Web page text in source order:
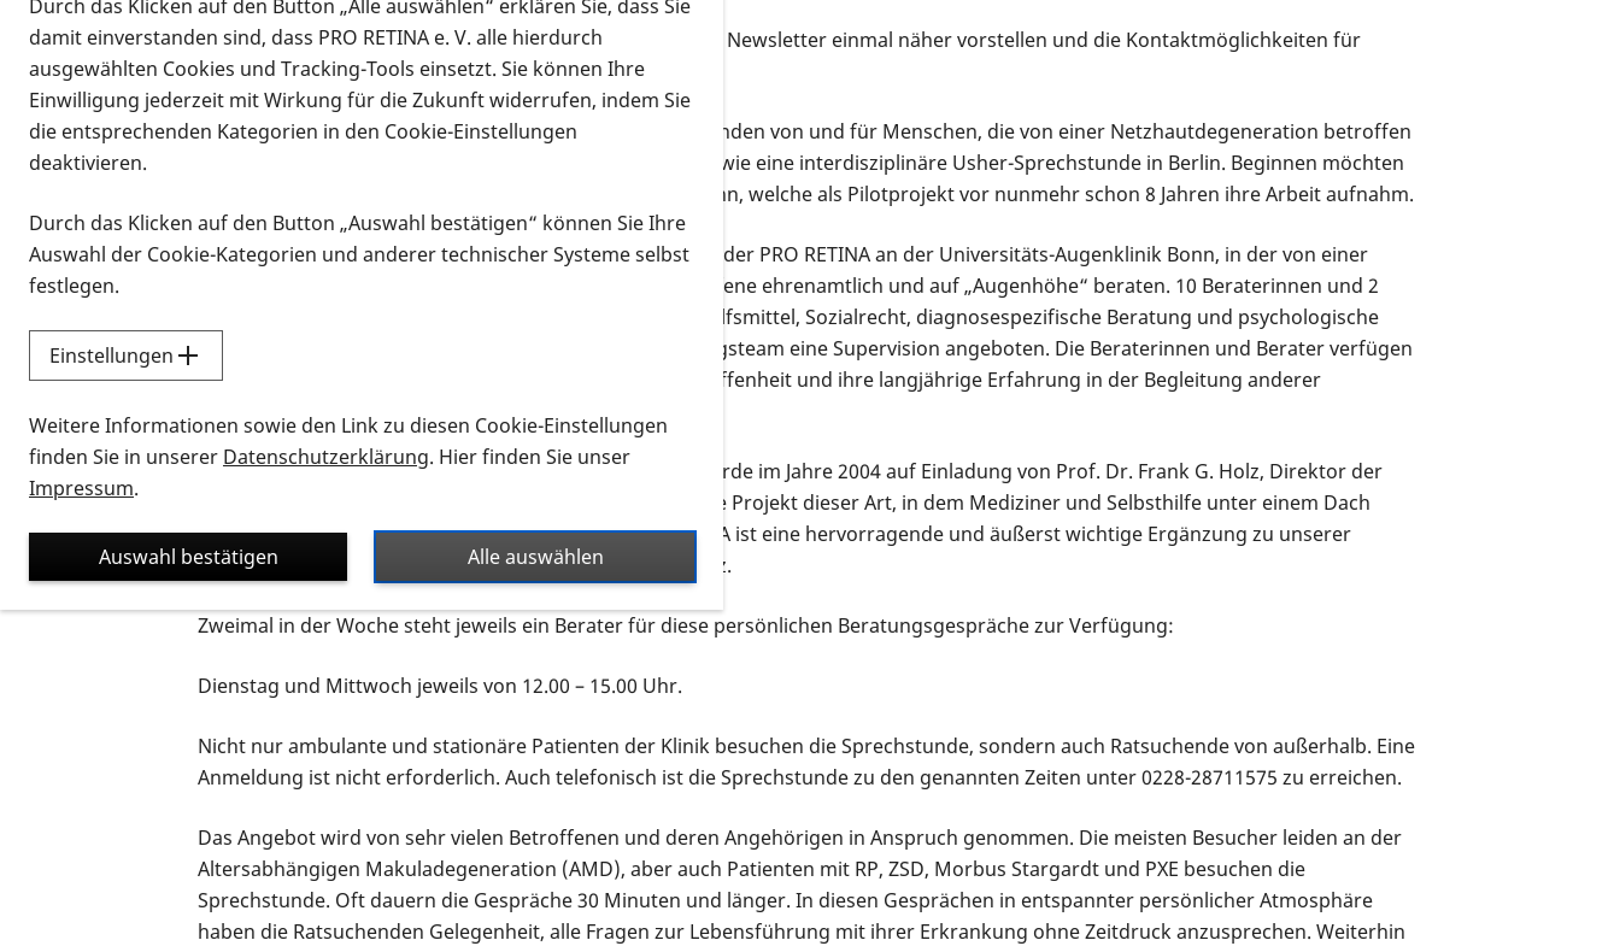
Vorlesen
Die Patientensprechstunden der PRO RETINA möchte der Newsletter einmal näher vorstellen und die Kontaktmöglichkeiten für
Interessierte nennen.
Die PRO RETINA organisiert mehrere Patientensprechstunden von und für Menschen, die von einer Netzhautdegeneration betroffen
sind, und zwar in Bonn, Ahaus, Münster und Tübingen sowie eine interdisziplinäre Usher-Sprechstunde in Berlin. Beginnen möchten
wir mit der Vorstellung der Patientensprechstunde in Bonn, welche als Pilotprojekt vor nunmehr schon 8 Jahren ihre Arbeit aufnahm.
Die Patientensprechstunde Bonn ist eine Beratungsstelle der PRO RETINA an der Universitäts-Augenklinik Bonn, in der von einer
Netzhautdegeneration betroffene Berater andere Betroffene ehrenamtlich und auf „Augenhöhe“ beraten. 10 Beraterinnen und 2
Berater werden regelmäßig geschult auf den Gebieten Hilfsmittel, Sozialrecht, diagnosespezifische Beratung und psychologische
Gesprächsführung. Mehrmals jährlich wird dem Beratungsteam eine Supervision angeboten. Die Beraterinnen und Berater verfügen
über eine besondere Kompetenz durch ihre eigene Betroffenheit und ihre langjährige Erfahrung in der Begleitung anderer
Diese Anlaufstelle für Makula- und Netzhautpatienten wurde im Jahre 2004 auf Einladung von Prof. Dr. Frank G. Holz, Direktor der
Universitäts-Augenklinik Bonn, initiiert. Dies war das erste Projekt dieser Art, in dem Mediziner und Selbsthilfe unter einem Dach
Patienten versorgen. „Die Beratung durch die PRO RETINA ist eine hervorragende und äußerst wichtige Ergänzung zu unserer
medizinischen Versorgung der Patienten“, sagt Prof. Holz.
Zweimal in der Woche steht jeweils ein Berater für diese persönlichen Beratungsgespräche zur Verfügung:
Dienstag und Mittwoch jeweils von 12.00 – 15.00 Uhr.
Nicht nur ambulante und stationäre Patienten der Klinik besuchen die Sprechstunde, sondern auch Ratsuchende von außerhalb. Eine
Anmeldung ist nicht erforderlich. Auch telefonisch ist die Sprechstunde zu den genannten Zeiten unter 0228-28711575 zu erreichen.
Das Angebot wird von sehr vielen Betroffenen und deren Angehörigen in Anspruch genommen. Die meisten Besucher leiden an der
Altersabhängigen Makuladegeneration (AMD), aber auch Patienten mit RP, ZSD, Morbus Stargardt und PXE besuchen die
Sprechstunde. Oft dauern die Gespräche 30 Minuten und länger. In diesen Gesprächen in entspannter persönlicher Atmosphäre
haben die Ratsuchenden Gelegenheit, alle Fragen zur Lebensführung mit ihrer Erkrankung ohne Zeitdruck anzusprechen. Weiterhin
Durch das Klicken auf den Button „Alle auswählen“ erklären Sie, dass Sie
damit einverstanden sind, dass PRO RETINA e. V. alle hierdurch
ausgewählten Cookies und Tracking-Tools einsetzt. Sie können Ihre
Einwilligung jederzeit mit Wirkung für die Zukunft widerrufen, indem Sie
die entsprechenden Kategorien in den Cookie-Einstellungen
deaktivieren.
Durch das Klicken auf den Button „Auswahl bestätigen“ können Sie Ihre
Auswahl der Cookie-Kategorien und anderer technischer Systeme selbst
festlegen.
Einstellungen
Weitere Informationen sowie den Link zu diesen Cookie-Einstellungen
finden Sie in unserer Datenschutzerklärung. Hier finden Sie unser
Impressum.
Alle auswählen
Auswahl bestätigen